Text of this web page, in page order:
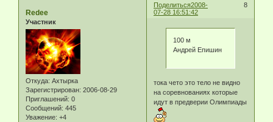
Поделиться 8
2008-
07-28 16:51:42
Redee
Участник
Откуда: Ахтырка
Зарегистрирован: 2006-08-29
Приглашений: 0
Сообщений: 445
Уважение: +4
100 м
Андрей Епишин
тока чето это тело не видно
на соревнованиях которые
идут в предверии Олимпиады